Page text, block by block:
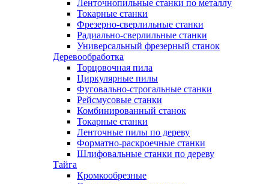
Ленточнопильные станки по металлу
Токарные станки
Фрезерно-сверлильные станки
Радиально-сверлильные станки
Универсальный фрезерный станок
Деревообработка
Торцовочная пила
Циркулярные пилы
Фуговально-строгальные станки
Рейсмусовые станки
Комбинированный станок
Токарные станки
Ленточные пилы по дереву
Форматно-раскроечные станки
Шлифовальные станки по дереву
Тайга
Кромкообрезные